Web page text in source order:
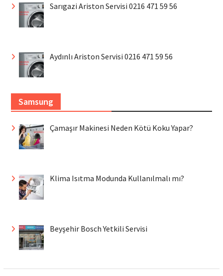
Sarıgazi Ariston Servisi 0216 471 59 56
Aydınlı Ariston Servisi 0216 471 59 56
Samsung
Çamaşır Makinesi Neden Kötü Koku Yapar?
Klima Isıtma Modunda Kullanılmalı mı?
Beyşehir Bosch Yetkili Servisi